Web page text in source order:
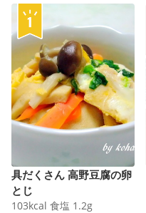
具だくさん 高野豆腐の卵
とじ
103kcal 食塩 1.2g